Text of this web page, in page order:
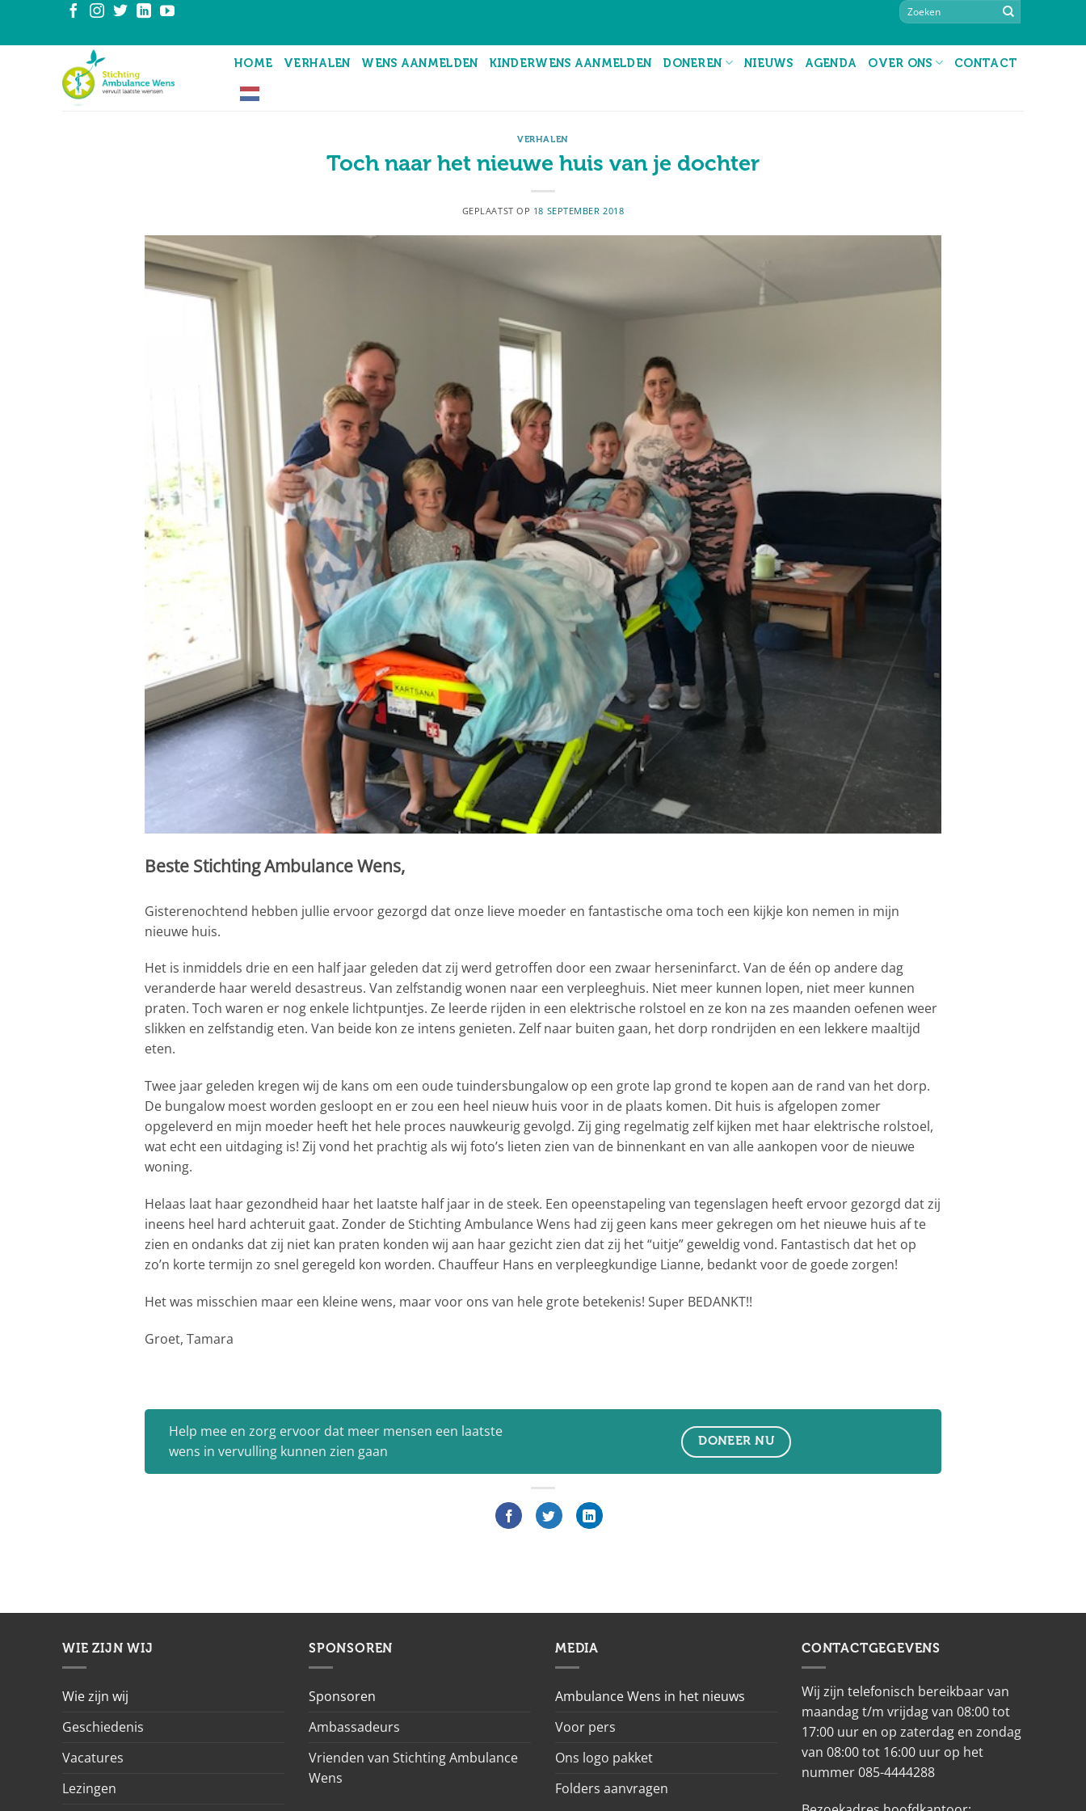
inhoud
HOME VERHALEN WENS AANMELDEN KINDERWENS AANMELDEN DONEREN NIEUWS AGENDA OVER ONS CONTACT
VERHALEN
Toch naar het nieuwe huis van je dochter
GEPLAATST OP 18 SEPTEMBER 2018
Beste Stichting Ambulance Wens,
Gisterenochtend hebben jullie ervoor gezorgd dat onze lieve moeder en fantastische oma toch een kijkje kon nemen in mijn
nieuwe huis.
Het is inmiddels drie en een half jaar geleden dat zij werd getroffen door een zwaar herseninfarct. Van de één op andere dag
veranderde haar wereld desastreus. Van zelfstandig wonen naar een verpleeghuis. Niet meer kunnen lopen, niet meer kunnen
praten. Toch waren er nog enkele lichtpuntjes. Ze leerde rijden in een elektrische rolstoel en ze kon na zes maanden oefenen weer
slikken en zelfstandig eten. Van beide kon ze intens genieten. Zelf naar buiten gaan, het dorp rondrijden en een lekkere maaltijd
eten.
Twee jaar geleden kregen wij de kans om een oude tuindersbungalow op een grote lap grond te kopen aan de rand van het dorp.
De bungalow moest worden gesloopt en er zou een heel nieuw huis voor in de plaats komen. Dit huis is afgelopen zomer
opgeleverd en mijn moeder heeft het hele proces nauwkeurig gevolgd. Zij ging regelmatig zelf kijken met haar elektrische rolstoel,
wat echt een uitdaging is! Zij vond het prachtig als wij foto’s lieten zien van de binnenkant en van alle aankopen voor de nieuwe
woning.
Helaas laat haar gezondheid haar het laatste half jaar in de steek. Een opeenstapeling van tegenslagen heeft ervoor gezorgd dat zij
ineens heel hard achteruit gaat. Zonder de Stichting Ambulance Wens had zij geen kans meer gekregen om het nieuwe huis af te
zien en ondanks dat zij niet kan praten konden wij aan haar gezicht zien dat zij het “uitje” geweldig vond. Fantastisch dat het op
zo’n korte termijn zo snel geregeld kon worden. Chauffeur Hans en verpleegkundige Lianne, bedankt voor de goede zorgen!
Het was misschien maar een kleine wens, maar voor ons van hele grote betekenis! Super BEDANKT!!
Groet, Tamara
Help mee en zorg ervoor dat meer mensen een laatste
wens in vervulling kunnen zien gaan
DONEER NU
WIE ZIJN WIJ
Wie zijn wij
Geschiedenis
Vacatures
Lezingen
SPONSOREN
Sponsoren
Ambassadeurs
Vrienden van Stichting Ambulance
Wens
MEDIA
Ambulance Wens in het nieuws
Voor pers
Ons logo pakket
Folders aanvragen
CONTACTGEGEVENS
Wij zijn telefonisch bereikbaar van
maandag t/m vrijdag van 08:00 tot
17:00 uur en op zaterdag en zondag
van 08:00 tot 16:00 uur op het
nummer 085-4444288